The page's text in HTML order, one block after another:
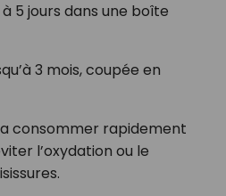
5 jours dans une boîte
3 mois, coupée en
consommer rapidement
l’oxydation ou le